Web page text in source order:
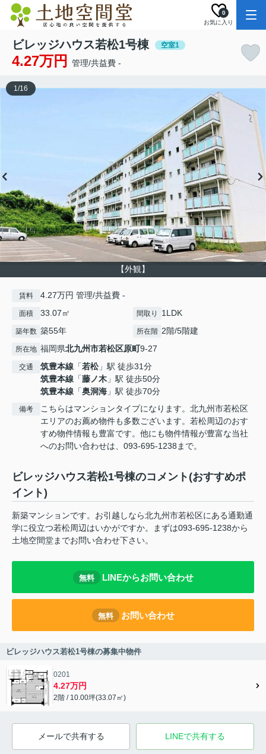
お気に入り
0
ビレッジハウス若松1号棟 空室1
4.27万円 管理/共益費 -
【外観】
1/16
賃料 4.27万円 管理/共益費 -
面積 33.07㎡ 間取り 1LDK
築年数 築55年 所在階 2階/5階建
所在地 福岡県北九州市若松区原町9-27
交通 筑豊本線 「若松」駅 徒歩31分
筑豊本線 「藤ノ木 」駅 徒歩50分
筑豊本線 「奥洞海 」駅 徒歩70分
備考
こちらはマンションタイプになります。北九州市若松区
エリアのお薦め物件も多数ございます。若松周辺のおす
すめ物件情報も豊富です。他にも物件情報が豊富な当社
へのお問い合わせは、093-695-1238まで。
ビレッジハウス若松1号棟のコメント(おすすめポ
イント)
新築マンションです。お引越しなら北九州市若松区にある通勤通
学に役立つ若松周辺はいかがですか。まずは093-695-1238から
土地空間堂までお問い合わせ下さい。
無料 LINEからお問い合わせ
無料 お問い合わせ
ビレッジハウス若松1号棟の募集中物件
0201
4.27万円
2階 / 10.00坪(33.07㎡)
メールで共有する LINEで共有する